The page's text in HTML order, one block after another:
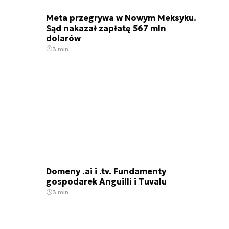
Meta przegrywa w Nowym Meksyku.
Sąd nakazał zapłatę 567 mln
dolarów
3 min.
Domeny .ai i .tv. Fundamenty
gospodarek Anguilli i Tuvalu
3 min.